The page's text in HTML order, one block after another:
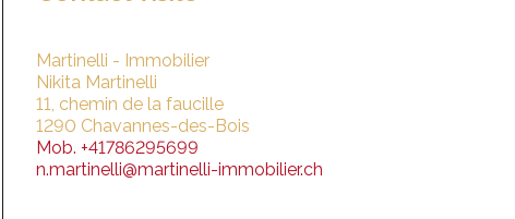
Martinelli - Immobilier
Nikita Martinelli
11, chemin de la faucille
1290 Chavannes-des-Bois
Mob. +41786295699
n.martinelli@martinelli-immobilier.ch